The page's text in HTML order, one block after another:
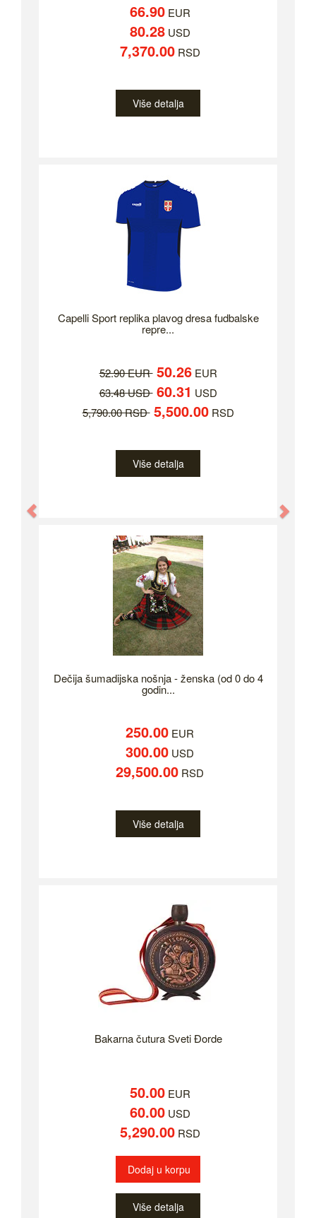
66.90EUR
80.28USD
7,370.00RSD
Više detalja
Capelli Sport replika plavog dresa fudbalske
repre...
52.90 EUR 50.26EUR
63.48 USD 60.31 USD
5,790.00 RSD 5,500.00RSD
Više detalja
Dečija šumadijska nošnja - ženska (od 0 do 4
godin...
250.00 EUR
300.00 USD
29,500.00 RSD
Više detalja
Bakarna čutura Sveti Đorde
50.00EUR
60.00USD
5,290.00RSD
Dodaj u korpu
Više detalja